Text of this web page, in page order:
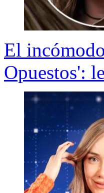
El
Opuestos':